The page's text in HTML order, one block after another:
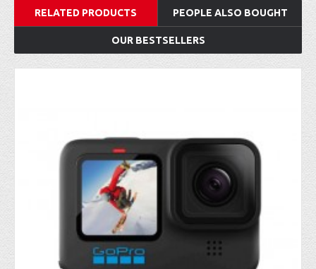
RELATED PRODUCTS PEOPLE ALSO BOUGHT
OUR BESTSELLERS